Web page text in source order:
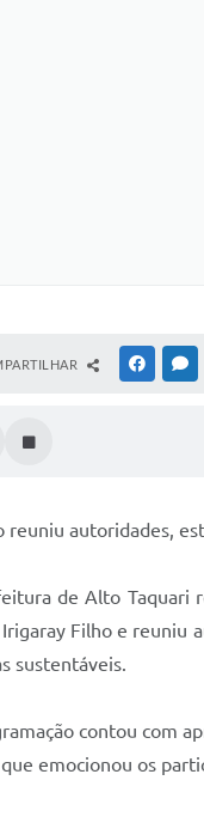
reuniu autoridades,
de Alto Taquari
Irigaray Filho e reuniu
sustentáveis.
contou com
que emocionou os